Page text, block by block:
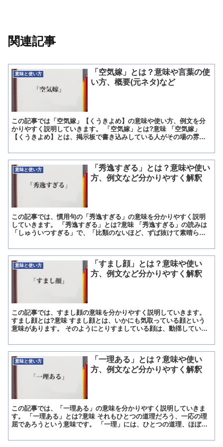
関連記事
意味と使い方
「空気嫁」とは？意味や言葉の使
い方、概要(元ネタ)など
この記事では「空気嫁」【くうきよめ】の意味や使い方、例文を分
かりやすく説明していきます。 「空気嫁」とは?意味 「空気嫁」
【くうきよめ】とは、掲示板で書き込みしている人がその場の雰囲
意味と使い方
「秀逸すぎる」とは？意味や使い
方、例文など分かりやすく解釈
この記事では、慣用句の「秀逸すぎる」の意味を分かりやすく説明
していきます。 「秀逸すぎる」とは?意味 「秀逸すぎる」の読みは
「しゅういつすぎる」で、「比類のないほど、ずば抜けて素晴らし
意味と使い方
「すまし顔」とは？意味や使い
方、例文など分かりやすく解釈
この記事では、すまし顔の意味を分かりやすく説明していきます。
すまし顔とは?意味 すまし顔とは、いかにも気取っている顔という
意味があります。 そのようにとりすましている顔は、動揺していな
意味と使い方
「一理ある」とは？意味や使い
方、例文など分かりやすく解釈
この記事では、「一理ある」の意味を分かりやすく説明していきま
す。 「一理ある」とは?意味 それもひとつの道理だろう、一応の理
屈であろうという意味です。 「一理」には、ひとつの道理、ほぼそ